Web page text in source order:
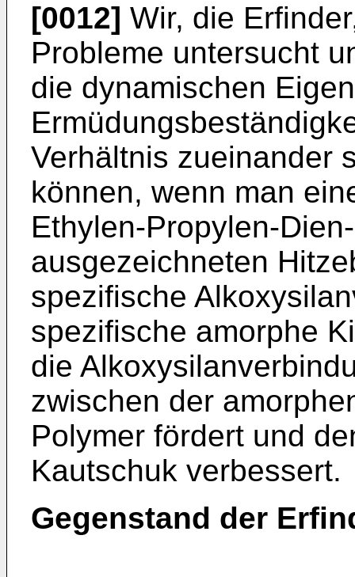
[0012] Wir, die
Probleme untersucht
die dynamischen
Verhältnis zueinander
können, wenn man
Ethylen-Propylen-
ausgezeichneten
spezifische
spezifische amorphe
die
zwischen der
Polymer fördert und
Kautschuk verbessert.
Gegenstand der